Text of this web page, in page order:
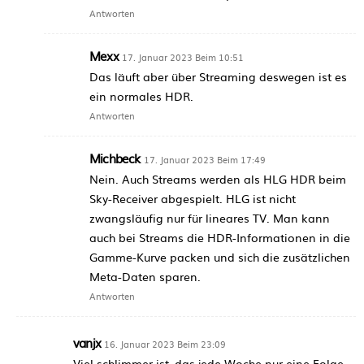
Antworten
Mexx 17. Januar 2023 Beim 10:51
Das läuft aber über Streaming deswegen ist es
ein normales HDR.
Antworten
Michbeck 17. Januar 2023 Beim 17:49
Nein. Auch Streams werden als HLG HDR beim
Sky-Receiver abgespielt. HLG ist nicht
zwangsläufig nur für lineares TV. Man kann
auch bei Streams die HDR-Informationen in die
Gamme-Kurve packen und sich die zusätzlichen
Meta-Daten sparen.
Antworten
vanjx 16. Januar 2023 Beim 23:09